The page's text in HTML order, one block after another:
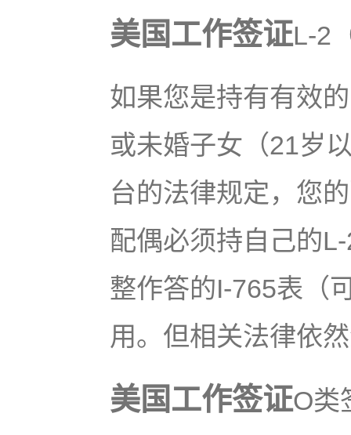
美国工作签证L-2
如果您是持有有效
或未婚子女（21岁
台的法律规定，您
配偶必须持自己的
整作答的I-765表（
用。但相关法律依
美国工作签证O类